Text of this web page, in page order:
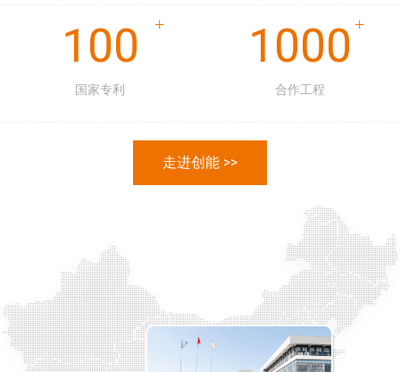
100
国家专利
1000
合作工程
走进创能 >>